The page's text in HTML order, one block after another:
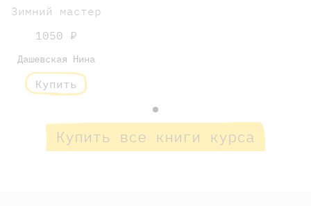
Зимний мастер
1050 ₽
Дашевская Нина
Купить
Купить все книги курса